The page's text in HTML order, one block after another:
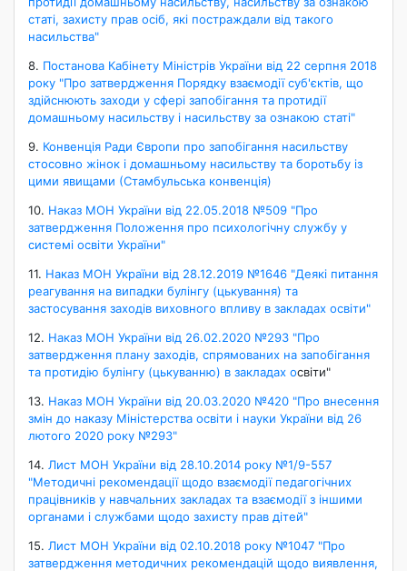
статі, захисту прав осіб, які постраждали від такого
насильства"
8. Постанова Кабінету Міністрів України від 22 серпня 2018
року "Про затвердження Порядку взаємодії суб'єктів, що
здійснюють заходи у сфері запобігання та протидії
домашньому насильству і насильству за ознакою статі"
9. Конвенція Ради Європи про запобігання насильству
стосовно жінок і домашньому насильству та боротьбу із
цими явищами (Стамбульська конвенція)
10. Наказ МОН України від 22.05.2018 №509 "Про
затвердження Положення про психологічну службу у
системі освіти України"
11. Наказ МОН України від 28.12.2019 №1646 "Деякі питання
реагування на випадки булінгу (цькування) та
застосування заходів виховного впливу в закладах освіти"
12. Наказ МОН України від 26.02.2020 №293 "Про
затвердження плану заходів, спрямованих на запобігання
та протидію булінгу (цькуванню) в закладах освіти"
13. Наказ МОН України від 20.03.2020 №420 "Про внесення
змін до наказу Міністерства освіти і науки України від 26
лютого 2020 року №293"
14. Лист МОН України від 28.10.2014 року №1/9-557
"Методичні рекомендації щодо взаємодії педагогічних
працівників у навчальних закладах та взаємодії з іншими
органами і службами щодо захисту прав дітей"
15. Лист МОН України від 02.10.2018 року №1047 "Про
затвердження методичних рекомендацій щодо виявлення,